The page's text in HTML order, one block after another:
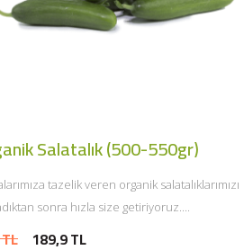
Salatalık (500-550gr)
tazelik veren organik salatalıklarımızı
sonra hızla size getiriyoruz....
189,9 TL